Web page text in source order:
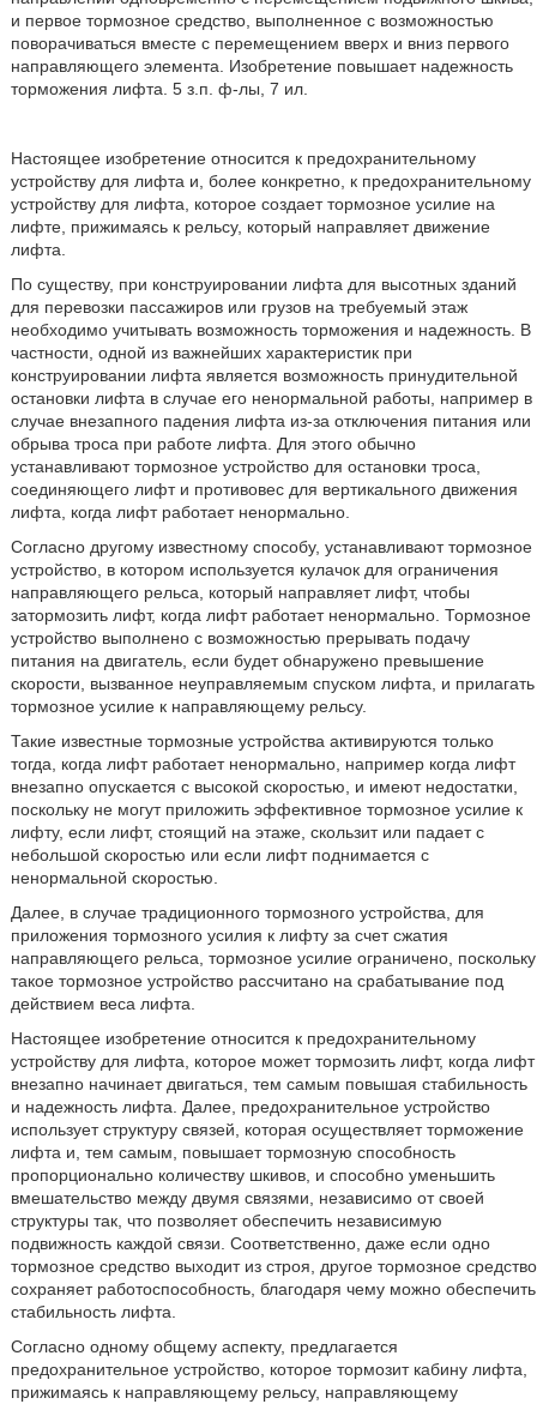
и первое тормозное средство, выполненное с возможностью
поворачиваться вместе с перемещением вверх и вниз первого
направляющего элемента. Изобретение повышает надежность
торможения лифта. 5 з.п. ф-лы, 7 ил.
Настоящее изобретение относится к предохранительному
устройству для лифта и, более конкретно, к предохранительному
устройству для лифта, которое создает тормозное усилие на
лифте, прижимаясь к рельсу, который направляет движение
лифта.
По существу, при конструировании лифта для высотных зданий
для перевозки пассажиров или грузов на требуемый этаж
необходимо учитывать возможность торможения и надежность. В
частности, одной из важнейших характеристик при
конструировании лифта является возможность принудительной
остановки лифта в случае его ненормальной работы, например в
случае внезапного падения лифта из-за отключения питания или
обрыва троса при работе лифта. Для этого обычно
устанавливают тормозное устройство для остановки троса,
соединяющего лифт и противовес для вертикального движения
лифта, когда лифт работает ненормально.
Согласно другому известному способу, устанавливают тормозное
устройство, в котором используется кулачок для ограничения
направляющего рельса, который направляет лифт, чтобы
затормозить лифт, когда лифт работает ненормально. Тормозное
устройство выполнено с возможностью прерывать подачу
питания на двигатель, если будет обнаружено превышение
скорости, вызванное неуправляемым спуском лифта, и прилагать
тормозное усилие к направляющему рельсу.
Такие известные тормозные устройства активируются только
тогда, когда лифт работает ненормально, например когда лифт
внезапно опускается с высокой скоростью, и имеют недостатки,
поскольку не могут приложить эффективное тормозное усилие к
лифту, если лифт, стоящий на этаже, скользит или падает с
небольшой скоростью или если лифт поднимается с
ненормальной скоростью.
Далее, в случае традиционного тормозного устройства, для
приложения тормозного усилия к лифту за счет сжатия
направляющего рельса, тормозное усилие ограничено, поскольку
такое тормозное устройство рассчитано на срабатывание под
действием веса лифта.
Настоящее изобретение относится к предохранительному
устройству для лифта, которое может тормозить лифт, когда лифт
внезапно начинает двигаться, тем самым повышая стабильность
и надежность лифта. Далее, предохранительное устройство
использует структуру связей, которая осуществляет торможение
лифта и, тем самым, повышает тормозную способность
пропорционально количеству шкивов, и способно уменьшить
вмешательство между двумя связями, независимо от своей
структуры так, что позволяет обеспечить независимую
подвижность каждой связи. Соответственно, даже если одно
тормозное средство выходит из строя, другое тормозное средство
сохраняет работоспособность, благодаря чему можно обеспечить
стабильность лифта.
Согласно одному общему аспекту, предлагается
предохранительное устройство, которое тормозит кабину лифта,
прижимаясь к направляющему рельсу, направляющему